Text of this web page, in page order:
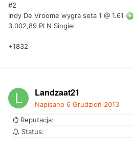
#2
Indy De Vroome wygra seta 1 @ 1.61
3.002,89 PLN Singiel
+1832
Landzaat21
Napisano 6 Grudzień 2013
Reputacja:
Status: